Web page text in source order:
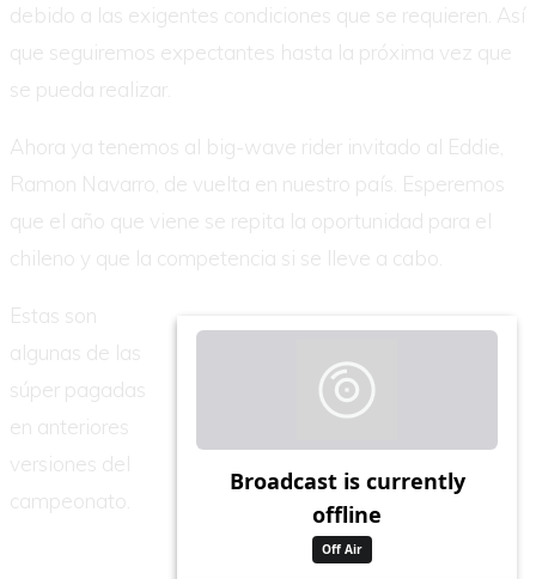
debido a las exigentes condiciones que se requieren. Así
que seguiremos expectantes hasta la próxima vez que
se pueda realizar.
Ahora ya tenemos al big-wave rider invitado al Eddie,
Ramon Navarro, de vuelta en nuestro país. Esperemos
que el año que viene se repita la oportunidad para el
chileno y que la competencia si se lleve a cabo.
Estas son
algunas de las
súper pagadas
en anteriores
versiones del
campeonato.